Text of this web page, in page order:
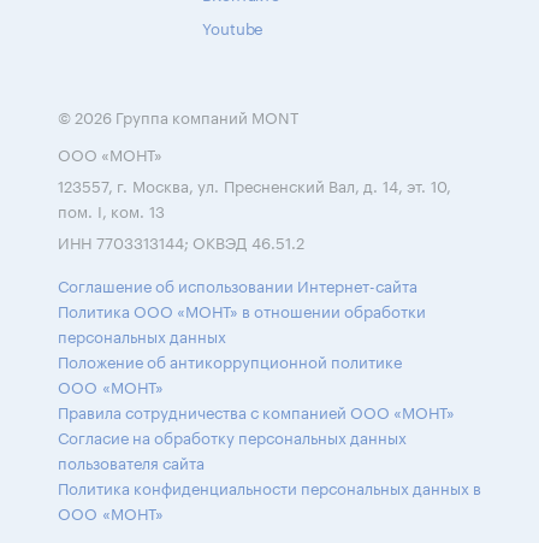
Youtube
© 2026 Группа компаний MONT
ООО «МОНТ»
123557, г. Москва, ул. Пресненский Вал, д. 14, эт. 10,
пом. I, ком. 13
ИНН 7703313144; ОКВЭД 46.51.2
Соглашение об использовании Интернет-сайта
Политика ООО «МОНТ» в отношении обработки
персональных данных
Положение об антикоррупционной политике
ООО «МОНТ»
Правила сотрудничества с компанией ООО «МОНТ»
Согласие на обработку персональных данных
пользователя сайта
Политика конфиденциальности персональных данных в
ООО «МОНТ»